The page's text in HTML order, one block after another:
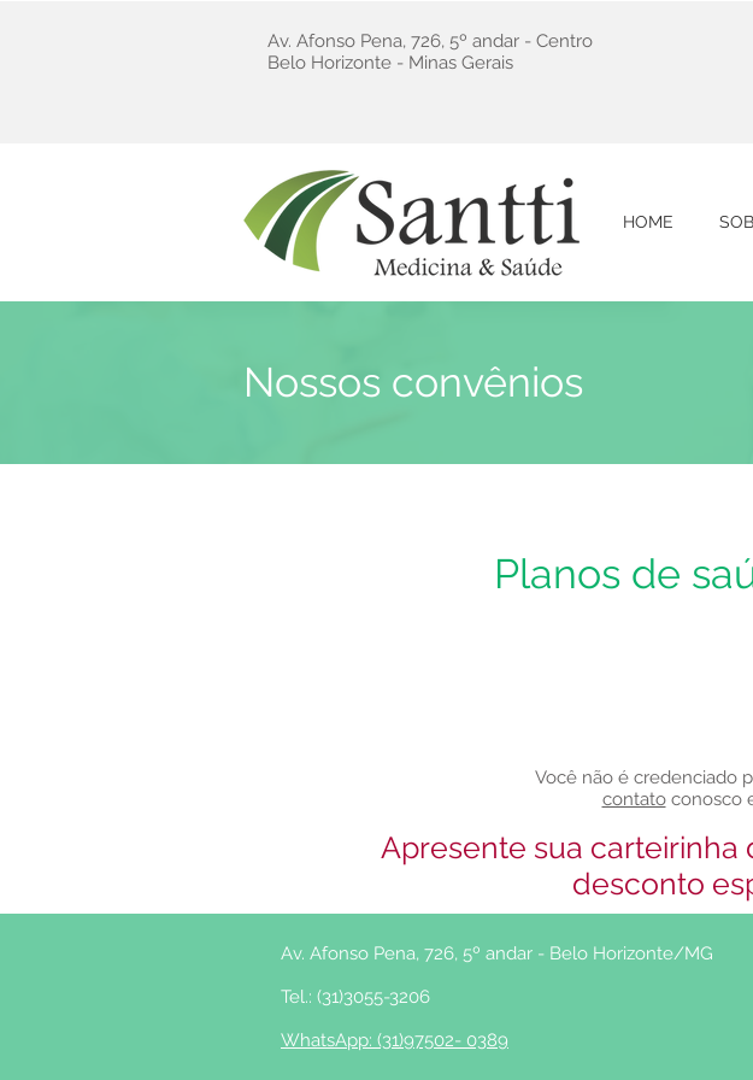
Av. Afonso Pena, 726, 5º andar - Centro
Belo Horizonte - Minas Gerais
HOME
Nossos convênios
Planos de
Você não é credenciado
contatoconosco
Apresente sua
desconto
Av. Afonso Pena, 726, 5º andar - Belo Horizonte/MG
Tel.: (31)3055-3206
WhatsApp: (31)97502- 0389